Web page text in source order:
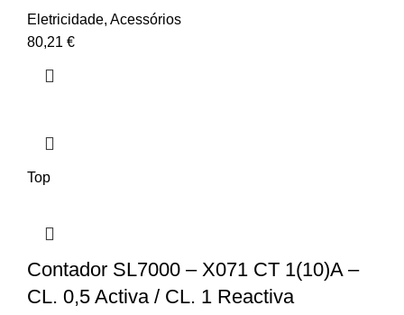
Eletricidade, Acessórios
80,21 €
Top
Contador SL7000 – X071 CT 1(10)A –
CL. 0,5 Activa / CL. 1 Reactiva